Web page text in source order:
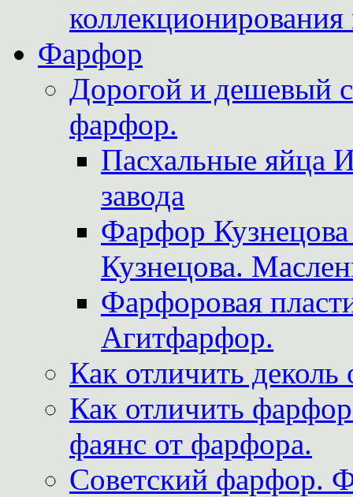
Фарфор
Дорогой и дешевый
фарфор.
Пасхальные яйца
завода
Фарфор
Кузнецова.
Фарфоровая
Агитфарфор.
Как отличить
Как отличить
фаянс от фарфора.
Советский фарфор.